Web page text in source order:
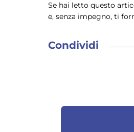
Se hai letto questo
e, senza impegno, ti
Condividi